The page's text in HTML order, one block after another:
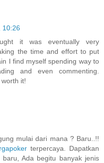
10:26
it was eventually very
the time and effort to put
I find myself spending way to
and even commenting.
it!
mulai dari mana ? Baru..!!
terpercaya. Dapatkan
Ada begitu banyak jenis